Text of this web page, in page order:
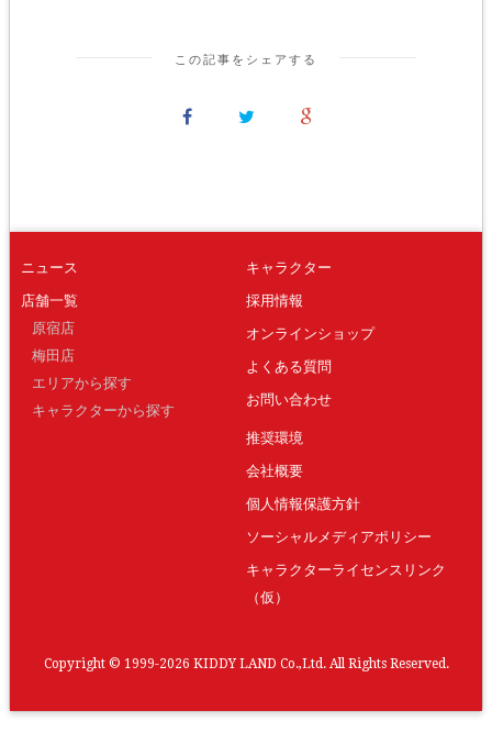
この記事をシェアする
ニュース
店舗一覧
原宿店
梅田店
エリアから探す
キャラクターから探す
キャラクター
採用情報
オンラインショップ
よくある質問
お問い合わせ
推奨環境
会社概要
個人情報保護方針
ソーシャルメディアポリシー
キャラクターライセンスリンク
（仮）
Copyright © 1999-2026 KIDDY LAND Co.,Ltd. All Rights Reserved.